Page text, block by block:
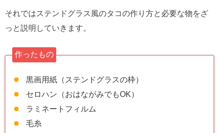
それではステンドグラス風のタコの作り方と必要な物をざ
っと説明していきます。
作ったもの
黒画用紙（ステンドグラスの枠）
セロハン（おはながみでもOK）
ラミネートフィルム
毛糸